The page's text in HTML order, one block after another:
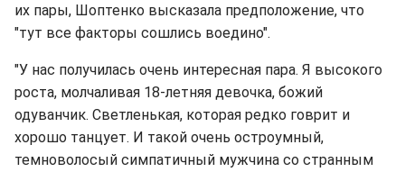
их пары, Шоптенко высказала предположение, что
"тут все факторы сошлись воедино".
"У нас получилась очень интересная пара. Я высокого
роста, молчаливая 18-летняя девочка, божий
одуванчик. Светленькая, которая редко говрит и
хорошо танцует. И такой очень остроумный,
темноволосый симпатичный мужчина со странным